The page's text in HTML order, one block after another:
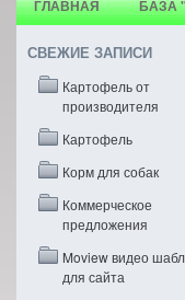
ГЛАВНАЯ БАЗА
СВЕЖИЕ ЗАПИСИ
Картофель от
производителя
Картофель
Корм для собак
Коммерческое
предложения
Moview видео
для сайта